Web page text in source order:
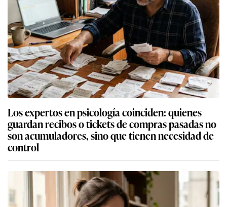
Los expertos en psicología coinciden: quienes
guardan recibos o tickets de compras pasadas no
son acumuladores, sino que tienen necesidad de
control